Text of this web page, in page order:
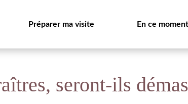
Préparer ma visite En ce moment
seront-ils